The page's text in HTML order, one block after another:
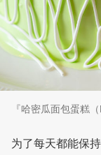
『哈密瓜面包蛋糕
为了每天都能保